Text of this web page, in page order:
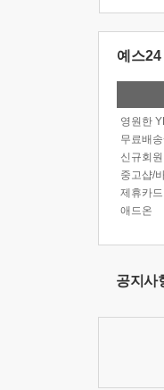
예스
영원한
무료배
신규회
중고샵/
제휴카드
애드온
공지사